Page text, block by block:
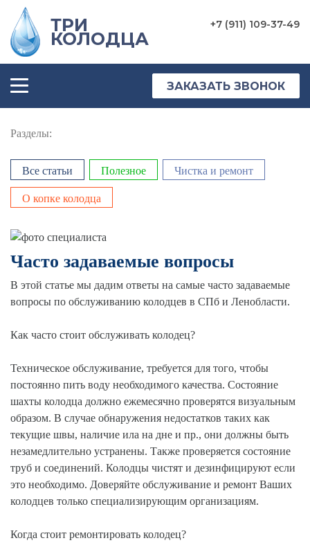
ГЛАВНАЯ
УСЛУГИ
ЦЕНЫ
ФОТО
ОТЗЫВЫ
О
КОМПАНИИ
ТРИ
КОЛОДЦА
+7 (911) 109-37-49
ЗАКАЗАТЬ ЗВОНОК
Разделы:
Все статьи Полезное Чистка и ремонт
О копке колодца
Часто задаваемые вопросы
В этой статье мы дадим ответы на самые часто задаваемые
вопросы по обслуживанию колодцев в СПб и Ленобласти.
Как часто стоит обслуживать колодец?
Техническое обслуживание, требуется для того, чтобы
постоянно пить воду необходимого качества. Состояние
шахты колодца должно ежемесячно проверятся визуальным
образом. В случае обнаружения недостатков таких как
текущие швы, наличие ила на дне и пр., они должны быть
незамедлительно устранены. Также проверяется состояние
труб и соединений. Колодцы чистят и дезинфицируют если
это необходимо. Доверяйте обслуживание и ремонт Ваших
колодцев только специализирующим организациям.
Когда стоит ремонтировать колодец?